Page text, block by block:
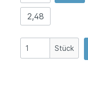
2,48
Stück